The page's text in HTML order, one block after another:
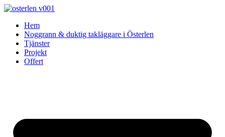
Skip
contentHem
Noggrann & duktig takläggare i Österlen
Tjänster
Projekt
Offert